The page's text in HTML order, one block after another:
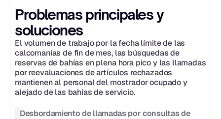
Problemas principales y
soluciones
El volumen de trabajo por la fecha límite de las
calcomanías de fin de mes, las búsquedas de
reservas de bahías en plena hora pico y las llamadas
por reevaluaciones de artículos rechazados
mantienen al personal del mostrador ocupado y
alejado de las bahías de servicio.
Desbordamiento de llamadas por consultas de